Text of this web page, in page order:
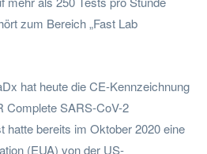
zum Bereich „Fast Lab
hat heute die CE-Kennzeichnung
Complete SARS-CoV-2
hatte bereits im Oktober 2020 eine
(EUA) von der US-